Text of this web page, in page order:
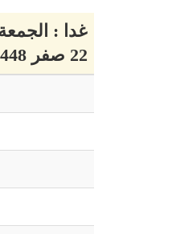
غدا : الجمعة 7 أوت 2026
22 صفر 1448 هـ